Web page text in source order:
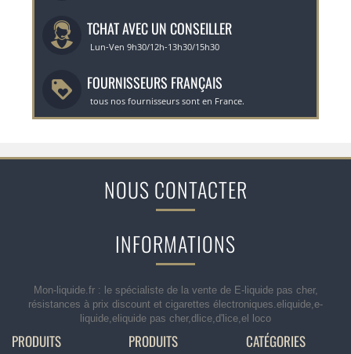
TCHAT AVEC UN CONSEILLER
Lun-Ven 9h30/12h-13h30/15h30
FOURNISSEURS FRANÇAIS
tous nos fournisseurs sont en France.
NOUS CONTACTER
INFORMATIONS
Mon-liquide.fr : le spécialiste de la vente de E-liquide pas cher,
résistances à prix discount et cigarettes électroniques.eliquide,e-
liquide,eliquide pas cher,dlice,d'lice,el loco
PRODUITS PRODUITS CATÉGORIES